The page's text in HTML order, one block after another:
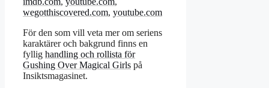
wegotthiscovered.com, youtube.com
För den som vill veta mer om seriens
karaktärer och bakgrund finns en
fyllig handling och rollista för
Gushing Over Magical Girls på
Insiktsmagasinet.